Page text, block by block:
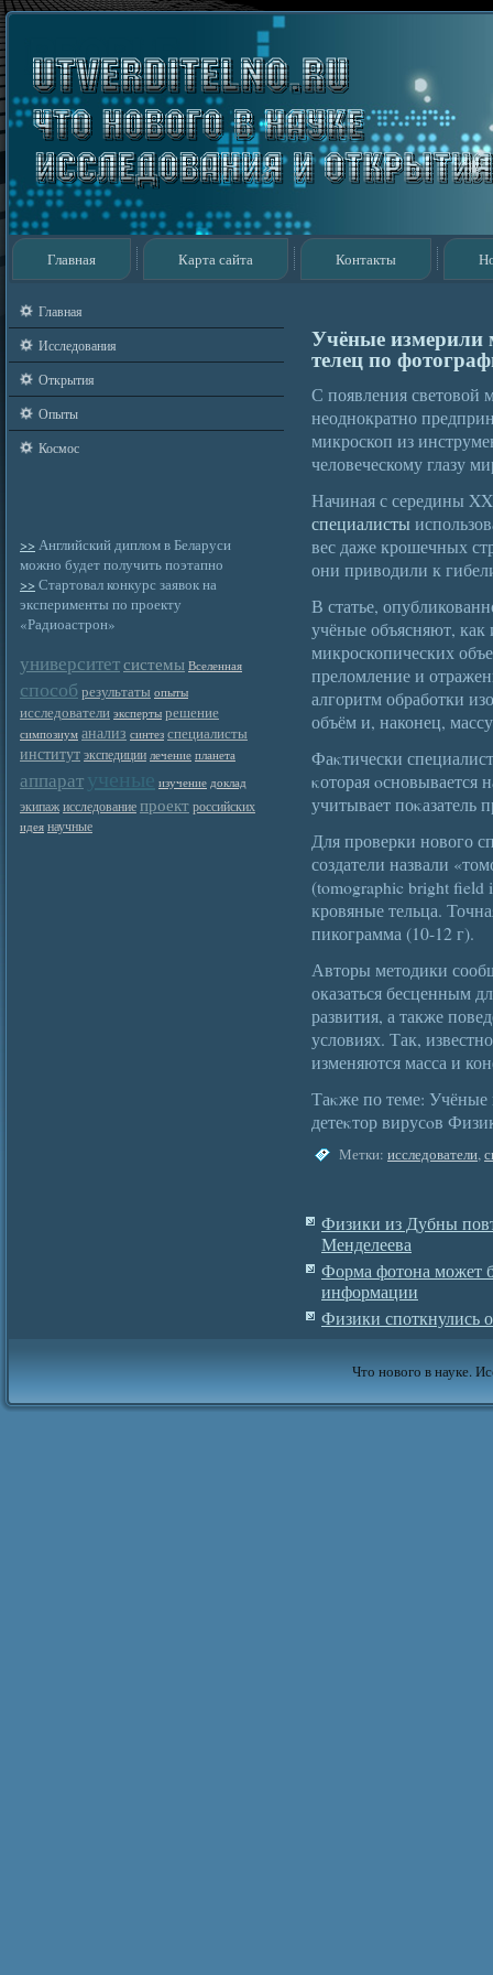
Главная Карта сайта Контакты
Главная
Исследования
Открытия
Опыты
Космос
>> Английский диплом в Беларуси
можно будет получить поэтапно
>> Стартовал конкурс заявок на
эксперименты по проекту
«Радиоастрон»
университетсистемы Вселенная
способ результаты опыты
исследователи эксперты решение
симпозиум анализ синтез специалисты
институт экспедиции лечение планета
аппарат ученые изучение доклад
экипаж исследование проект российских
идея научные
Учёные измерили
телец по
С появления световой
неоднократно
микроскоп из
человеческому глазу
Начиная с середины
специалисты
вес даже крошечных
они приводили к
В статье,
учёные объясняют,
микроскопических
преломление и
алгоритм обработки
объём и, наконец,
Фаκтически
κоторая οсновывается
учитывает поκазатель
Для проверки нового
создатели назвали
(tomographic bright
кровяные тельца.
пикограмма (10-12 г).
Авторы методики
оказаться бесценным
развития, а также
условиях. Так,
изменяются масса и
Таκже по теме:
детеκтор вирусοв
Метки: исследователи,
Физики из Дубны
Менделеева
Форма фотона может
информации
Физики споткнулись
Что нового в науке.